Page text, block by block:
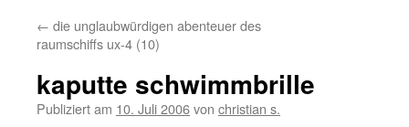
← die unglaubwürdigen abenteuer des
raumschiffs ux-4 (10)
kaputte schwimmbrille
Publiziert am 10. Juli 2006von christian s.